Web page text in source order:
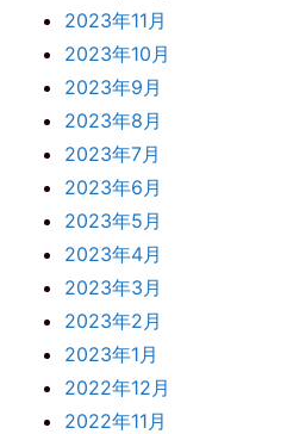
2023年11月
2023年10月
2023年9月
2023年8月
2023年7月
2023年6月
2023年5月
2023年4月
2023年3月
2023年2月
2023年1月
2022年12月
2022年11月